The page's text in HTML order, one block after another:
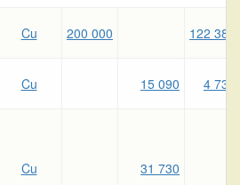
Cu 200 000 122 380
Cu 15 090 4 730
Cu 31 730